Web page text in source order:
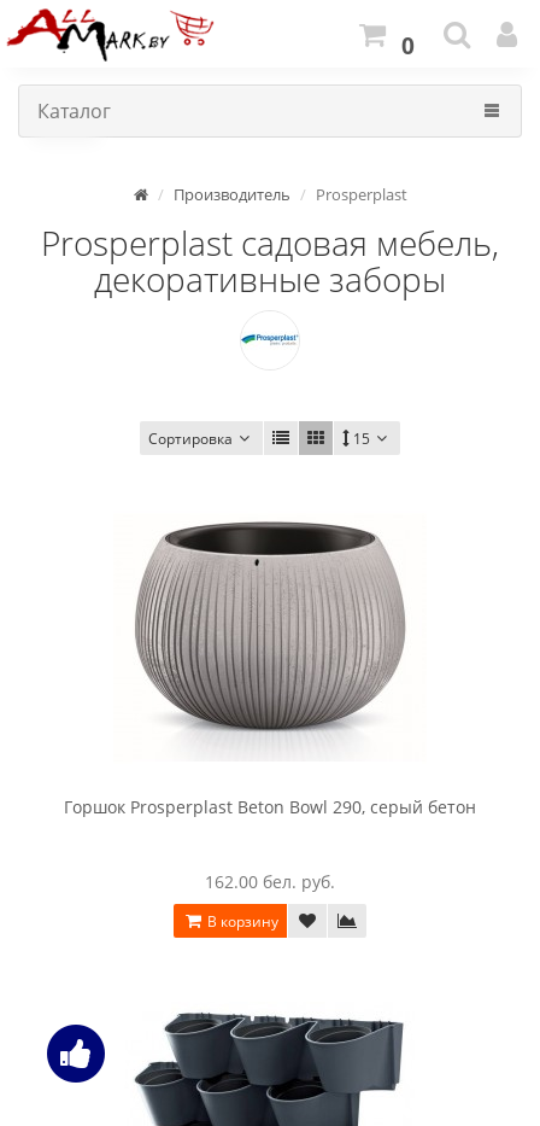
0
Каталог
Производитель Prosperplast
Prosperplast садовая мебель,
декоративные заборы
Сортировка 15
Горшок Prosperplast Beton Bowl 290, серый бетон
162.00 бел. руб.
В корзину